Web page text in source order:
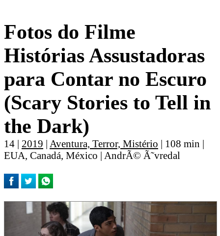
Fotos do Filme
Histórias Assustadoras
para Contar no Escuro
(Scary Stories to Tell in
the Dark)
14 | 2019 | Aventura, Terror, Mistério | 108 min |
EUA, Canadá, México | AndrÃ© Ã˜vredal